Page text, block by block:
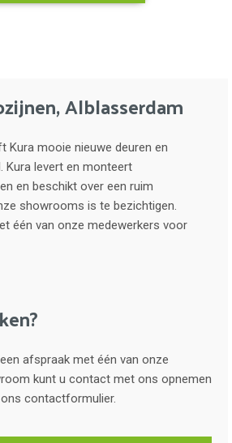
Alblasserdam
Kura mooie nieuwe deuren en
Kura levert en monteert
en beschikt over een ruim
showrooms is te bezichtigen.
één van onze medewerkers voor
afspraak met één van onze
kunt u contact met ons opnemen
contactformulier.